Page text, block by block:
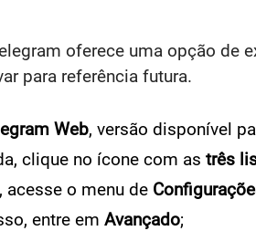
oferece uma opção de
para referência futura.
Web, versão disponível
clique no ícone com as três
acesse o menu de
entre em Avançado;